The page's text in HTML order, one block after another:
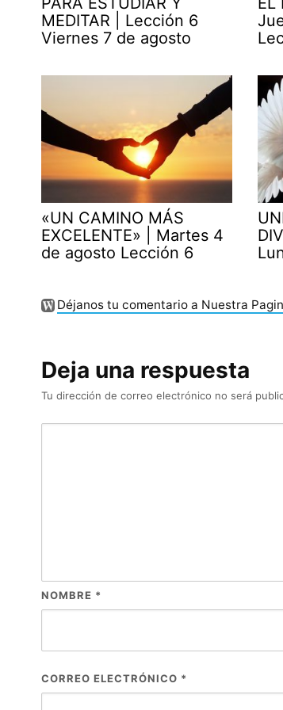
MEDITAR | Lección 6
Viernes 7 de agosto
«UN CAMINO MÁS
EXCELENTE» | Martes 4
de agosto Lección 6
Déjanos tu comentario a Nuestra
Deja una respuesta
Tu dirección de correo electrónico no será
NOMBRE *
CORREO ELECTRÓNICO *